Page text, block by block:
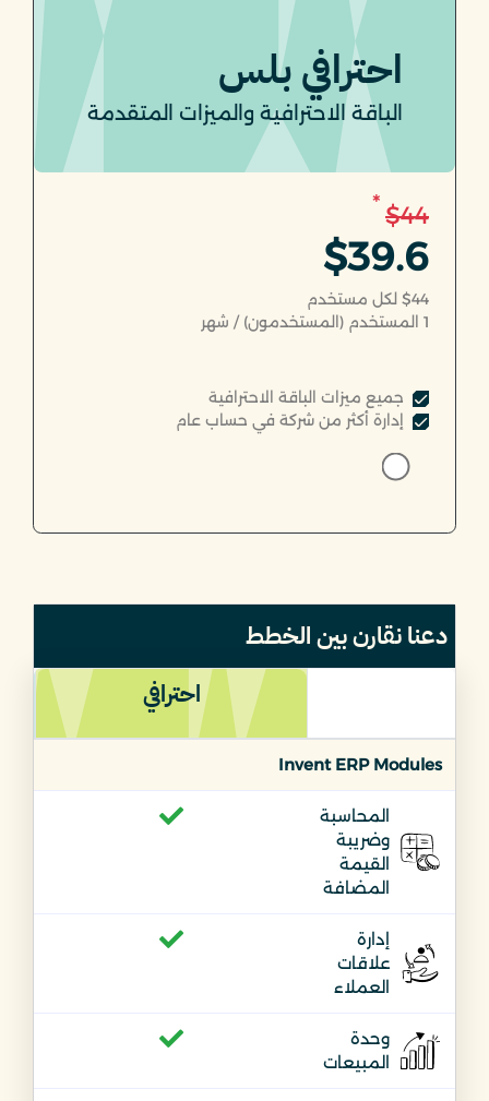
احترافي بلس
الباقة الاحترافية والميزات المتقدمة
$44
*
$39.6
$44 لكل مستخدم
1 المستخدم (المستخدمون) / شهر
جميع ميزات الباقة الاحترافية
إدارة أكثر من شركة في حساب عام
دعنا نقارن بين الخطط
احترافي
Invent ERP Modules
المحاسبة
وضريبة
القيمة
المضافة
إدارة
علاقات
العملاء
وحدة
المبيعات